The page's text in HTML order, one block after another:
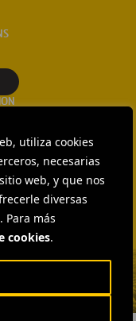
utiliza cookies
necesarias
web, y que nos
diversas
más
cookies.